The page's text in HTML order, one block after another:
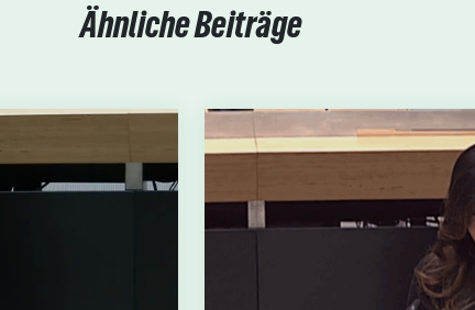
Ähnliche Beiträge